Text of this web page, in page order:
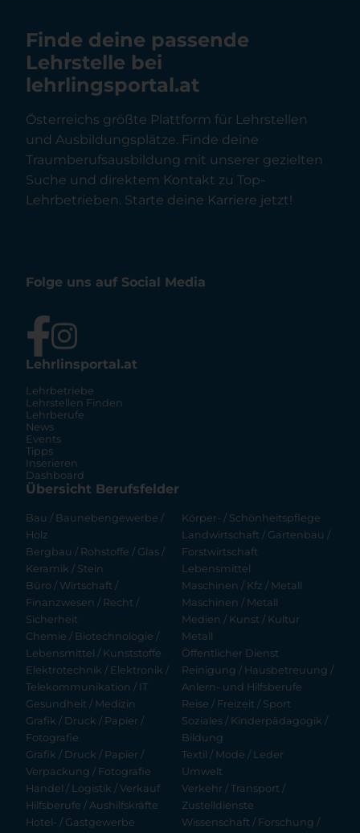
Finde deine passende
Lehrstelle bei
lehrlingsportal.at
Österreichs größte Plattform für Lehrstellen
und Ausbildungsplätze. Finde deine
Traumberufsausbildung mit unserer gezielten
Suche und direktem Kontakt zu Top-
Lehrbetrieben. Starte deine Karriere jetzt!
Folge uns auf Social Media
Lehrlinsportal.at
Lehrbetriebe
Lehrstellen Finden
Lehrberufe
News
Events
Tipps
Inserieren
Dashboard
Übersicht Berufsfelder
Bau / Baunebengewerbe /
Holz
Bergbau / Rohstoffe / Glas /
Keramik / Stein
Büro / Wirtschaft /
Finanzwesen / Recht /
Sicherheit
Chemie / Biotechnologie /
Lebensmittel / Kunststoffe
Elektrotechnik / Elektronik /
Telekommunikation / IT
Gesundheit / Medizin
Grafik / Druck / Papier /
Fotografie
Grafik / Druck / Papier /
Verpackung / Fotografie
Handel / Logistik / Verkauf
Hilfsberufe / Aushilfskräfte
Hotel- / Gastgewerbe
Körper- / Schönheitspflege
Landwirtschaft / Gartenbau /
Forstwirtschaft
Lebensmittel
Maschinen / Kfz / Metall
Maschinen / Metall
Medien / Kunst / Kultur
Metall
Öffentlicher Dienst
Reinigung / Hausbetreuung /
Anlern- und Hilfsberufe
Reise / Freizeit / Sport
Soziales / Kinderpädagogik /
Bildung
Textil / Mode / Leder
Umwelt
Verkehr / Transport /
Zustelldienste
Wissenschaft / Forschung /